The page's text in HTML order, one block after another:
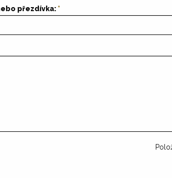
přezdívka: